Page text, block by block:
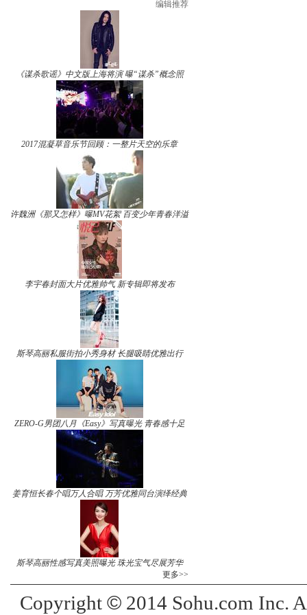
编辑推荐
《谋杀歌谣》中文版上海将演 曝“谋杀”概念照
2017混凝草音乐节回顾：一整片天空的乐章
许魏洲《那又怎样》曝MV花絮 百变少年青春洋溢
李宇春封面大片优雅帅气 新专辑即将发布
斯琴高丽私服街拍小秀身材 长腿吸睛优雅出行
ZERO-G男团八月《Easy》写真曝光 青春感十足
姜育恒长春个唱万人合唱 万芳优雅同台演绎经典
斯琴高丽性感写真美照曝光 珠光宝气尽展芳华
更多>>
Copyright ©2014 Sohu.com Inc.